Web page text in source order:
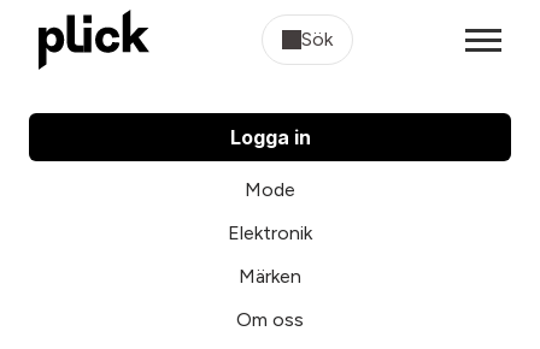
Sök
Logga in
Mode
Elektronik
Märken
Om oss